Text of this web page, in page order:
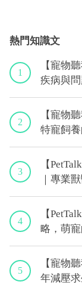
熱門知識文
1
【寵物
疾病與
2
【寵物
特寵飼
獸醫—侯
3
【
｜專業
4
【
略，萌
5
【寵物
年減壓